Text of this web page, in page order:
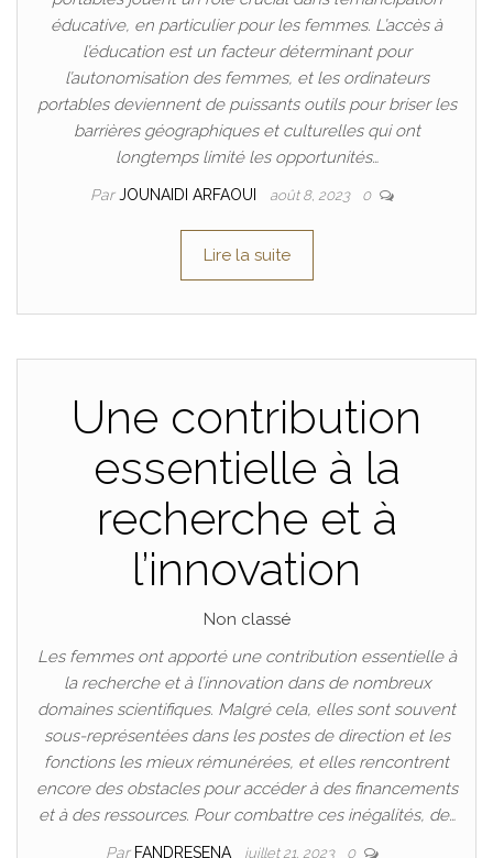
éducative, en particulier pour les femmes. L’accès à
l’éducation est un facteur déterminant pour
l’autonomisation des femmes, et les ordinateurs
portables deviennent de puissants outils pour briser les
barrières géographiques et culturelles qui ont
longtemps limité les opportunités…
ParJOUNAIDI ARFAOUI août 8, 2023 0
Lire la suite
Une contribution
essentielle à la
recherche et à
l’innovation
Non classé
Les femmes ont apporté une contribution essentielle à
la recherche et à l’innovation dans de nombreux
domaines scientifiques. Malgré cela, elles sont souvent
sous-représentées dans les postes de direction et les
fonctions les mieux rémunérées, et elles rencontrent
encore des obstacles pour accéder à des financements
et à des ressources. Pour combattre ces inégalités, de…
Par FANDRESENA juillet 21, 2023 0